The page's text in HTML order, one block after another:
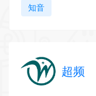
知音
超频